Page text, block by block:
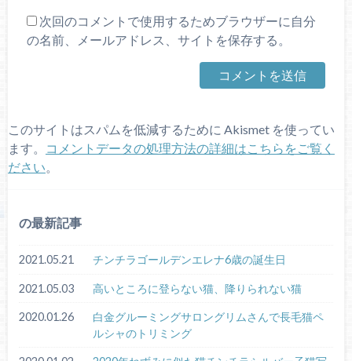
次回のコメントで使用するためブラウザーに自分
の名前、メールアドレス、サイトを保存する。
このサイトはスパムを低減するために Akismet を使ってい
ます。
コメントデータの処理方法の詳細はこちらをご覧く
ださい
の最新記事
2021.05.21 チンチラゴールデンエレナ6歳の誕生日
2021.05.03 高いところに登らない猫、降りられない猫
2020.01.26
白金グルーミングサロングリムさんで長毛猫ペ
ルシャのトリミング